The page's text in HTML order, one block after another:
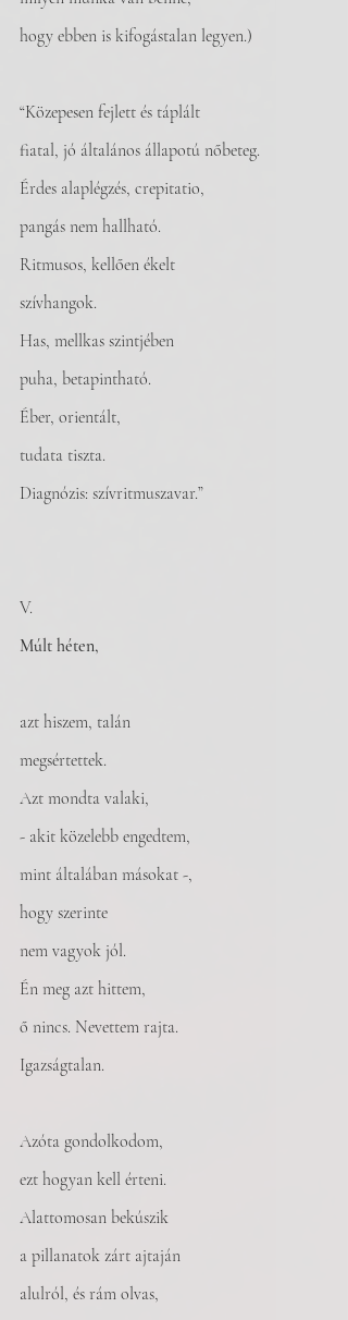
hogy ebben is kifogástalan legyen.)
“Közepesen fejlett és táplált
fiatal, jó általános állapotú nőbeteg.
Érdes alaplégzés, crepitatio,
pangás nem hallható.
Ritmusos, kellően ékelt
szívhangok.
Has, mellkas szintjében
puha, betapintható.
Éber, orientált,
tudata tiszta.
Diagnózis: szívritmuszavar.”
V.
Múlt héten,
azt hiszem, talán
megsértettek.
Azt mondta valaki,
- akit közelebb engedtem,
mint általában másokat -,
hogy szerinte
nem vagyok jól.
Én meg azt hittem,
ő nincs. Nevettem rajta.
Igazságtalan.
Azóta gondolkodom,
ezt hogyan kell érteni.
Alattomosan bekúszik
a pillanatok zárt ajtaján
alulról, és rám olvas,